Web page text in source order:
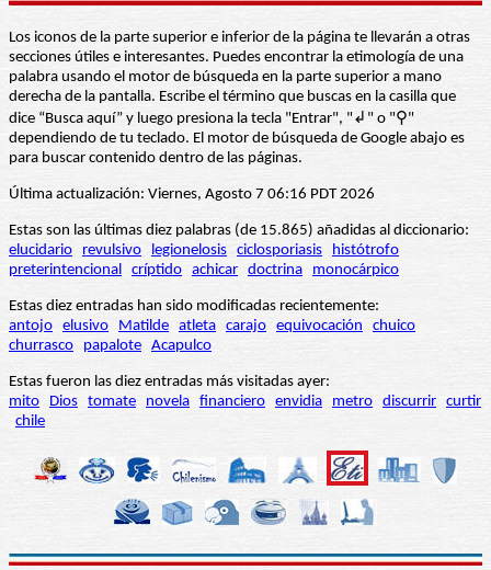
Los iconos de la parte superior e inferior de la página te llevarán a otras
secciones útiles e interesantes. Puedes encontrar la etimología de una
palabra usando el motor de búsqueda en la parte superior a mano
derecha de la pantalla. Escribe el término que buscas en la casilla que
dice “Busca aquí” y luego presiona la tecla "Entrar", "↲" o "⚲"
dependiendo de tu teclado. El motor de búsqueda de Google abajo es
para buscar contenido dentro de las páginas.
Última actualización: Viernes, Agosto 7 06:16 PDT 2026
Estas son las últimas diez palabras (de 15.865) añadidas al diccionario:
elucidario
revulsivo legionelosis ciclosporiasis
histótrofo
preterintencional críptido achicar doctrina monocárpico
Estas diez entradas han sido modificadas recientemente:
antojo elusivo Matilde atleta carajo equivocación
chuico
churrasco
papalote Acapulco
Estas fueron las diez entradas más visitadas ayer:
mito
Dios tomate novela financiero envidia metro discurrir curtir
chile